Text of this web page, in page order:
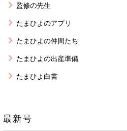
監修の先生
たまひよのアプリ
たまひよの仲間たち
たまひよの出産準備
たまひよ白書
最新号